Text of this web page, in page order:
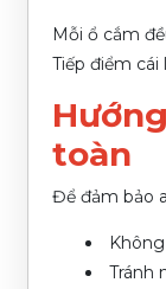
Mỗi ổ cắm
Tiếp điểm
toàn
Để đảm bảo
Tránh